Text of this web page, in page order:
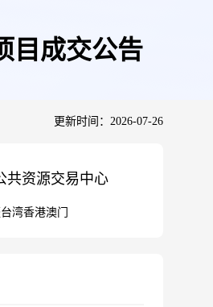
目成交公告
更新时间：2026-07-26
共资源交易中心
台湾香港澳门